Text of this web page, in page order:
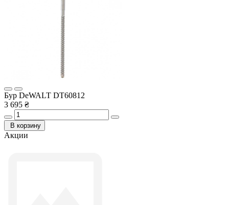
Бур DeWALT DT60812
3 695 ₴
В корзину
Акции